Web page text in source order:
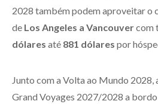
2028 também podem aproveitar o
de Los Angeles a Vancouvercom
dólares até 881 dólares por
Junto com a Volta ao Mundo 2028,
Grand Voyages 2027/2028 a